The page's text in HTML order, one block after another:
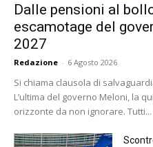
Dalle pensioni al
escamotage del
2027
Redazione - 6 Agosto 2026
Si chiama clausola di
L’ultima del governo Meloni, la
orizzonte da non ignorare. Tutti...